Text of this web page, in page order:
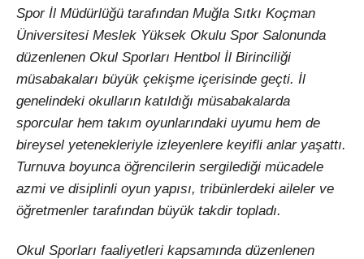
Spor İl Müdürlüğü tarafından Muğla Sıtkı Koçman
Üniversitesi Meslek Yüksek Okulu Spor Salonunda
düzenlenen Okul Sporları Hentbol İl Birinciliği
müsabakaları büyük çekişme içerisinde geçti. İl
genelindeki okulların katıldığı müsabakalarda
sporcular hem takım oyunlarındaki uyumu hem de
bireysel yetenekleriyle izleyenlere keyifli anlar yaşattı.
Turnuva boyunca öğrencilerin sergilediği mücadele
azmi ve disiplinli oyun yapısı, tribünlerdeki aileler ve
öğretmenler tarafından büyük takdir topladı.
Okul Sporları faaliyetleri kapsamında düzenlenen